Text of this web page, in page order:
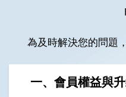
為及時解決您的問題
一、會員權益與